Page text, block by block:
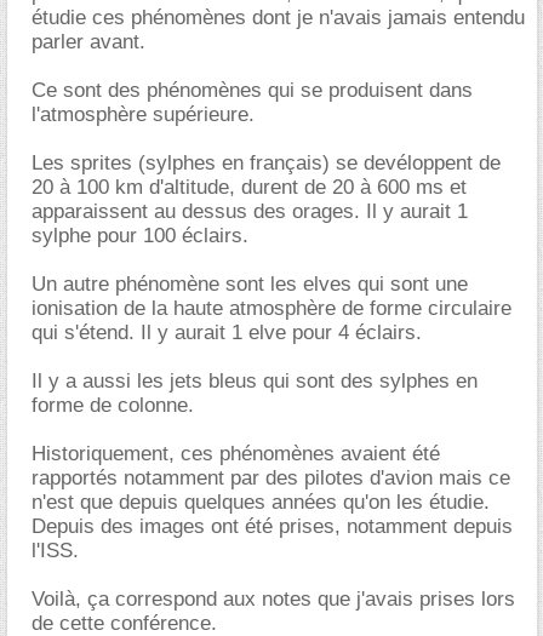
étudie ces phénomènes dont je n'avais jamais entendu
parler avant.
Ce sont des phénomènes qui se produisent dans
l'atmosphère supérieure.
Les sprites (sylphes en français) se devéloppent de
20 à 100 km d'altitude, durent de 20 à 600 ms et
apparaissent au dessus des orages. Il y aurait 1
sylphe pour 100 éclairs.
Un autre phénomène sont les elves qui sont une
ionisation de la haute atmosphère de forme circulaire
qui s'étend. Il y aurait 1 elve pour 4 éclairs.
Il y a aussi les jets bleus qui sont des sylphes en
forme de colonne.
Historiquement, ces phénomènes avaient été
rapportés notamment par des pilotes d'avion mais ce
n'est que depuis quelques années qu'on les étudie.
Depuis des images ont été prises, notamment depuis
l'ISS.
Voilà, ça correspond aux notes que j'avais prises lors
de cette conférence.